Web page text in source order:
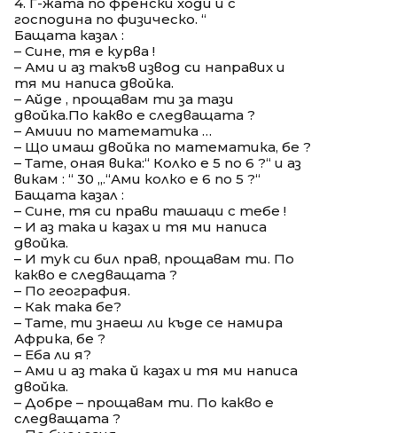
господина по физическо. “
Бащата казал :
– Сине, тя е курва !
– Ами и аз такъв извод си направих и
тя ми написа двойка.
– Айде , прощавам ти за тази
двойка.По какво е следващата ?
– Амиии по математика …
– Що имаш двойка по математика, бе ?
– Тате, оная вика:“ Колко е 5 по 6 ?“ и аз
викам : “ 30 „.“Ами колко е 6 по 5 ?“
Бащата казал :
– Сине, тя си прави ташаци с тебе !
– И аз така и казах и тя ми написа
двойка.
– И тук си бил прав, прощавам ти. По
какво е следващата ?
– По география.
– Как така бе?
– Тате, ти знаеш ли къде се намира
Африка, бе ?
– Еба ли я?
– Ами и аз така й казах и тя ми написа
двойка.
– Добре – прощавам ти. По какво е
следващата ?